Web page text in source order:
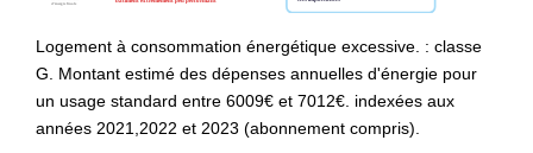
Logement à consommation énergétique excessive. : classe
G. Montant estimé des dépenses annuelles d'énergie pour
un usage standard entre 6009€ et 7012€. indexées aux
années 2021,2022 et 2023 (abonnement compris).